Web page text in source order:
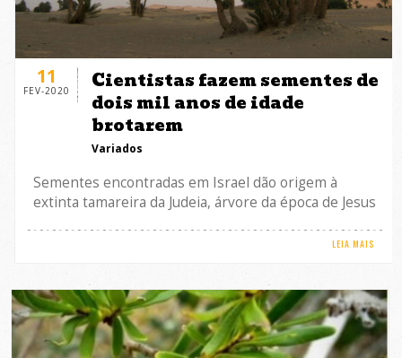
11
FEV-2020
Cientistas fazem sementes de
dois mil anos de idade
brotarem
Variados
Sementes encontradas em Israel dão origem à
extinta tamareira da Judeia, árvore da época de Jesus
LEIA MAIS